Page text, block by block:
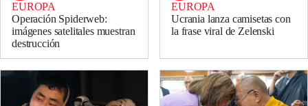
EUROPA
Operación Spiderweb:
imágenes satelitales muestran
destrucción
EUROPA
Ucrania lanza camisetas con
la frase viral de Zelenski